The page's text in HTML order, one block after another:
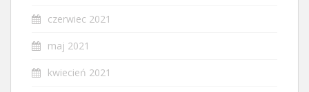
czerwiec 2021
maj 2021
kwiecień 2021